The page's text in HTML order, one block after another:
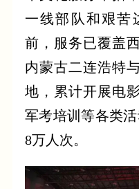
一线部队和艰苦
前，服务已覆盖
内蒙古二连浩特
地，累计开展电
军考培训等各类
8万人次。